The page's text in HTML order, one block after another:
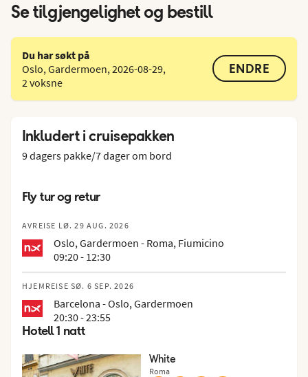
Se tilgjengelighet og bestill
Du har søkt på
Oslo, Gardermoen, 2026-08-29,
2 voksne
ENDRE
Inkludert i cruisepakken
9 dagers pakke/7 dager om bord
Fly tur og retur
AVREISE LØ. 29 AUG. 2026
Oslo, Gardermoen - Roma, Fiumicino
09:20 - 12:30
HJEMREISE SØ. 6 SEP. 2026
Barcelona - Oslo, Gardermoen
20:30 - 23:55
Hotell 1 natt
White
Roma